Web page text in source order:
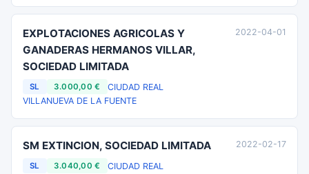
EXPLOTACIONES AGRICOLAS Y
GANADERAS HERMANOS VILLAR,
SOCIEDAD LIMITADA
SL 3.000,00 €
CIUDAD REAL
VILLANUEVA DE LA FUENTE
2022-04-01
SM EXTINCION, SOCIEDAD LIMITADA
SL 3.040,00 €
CIUDAD REAL
2022-02-17